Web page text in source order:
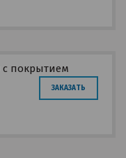
покрытием
ЗАКАЗАТЬ